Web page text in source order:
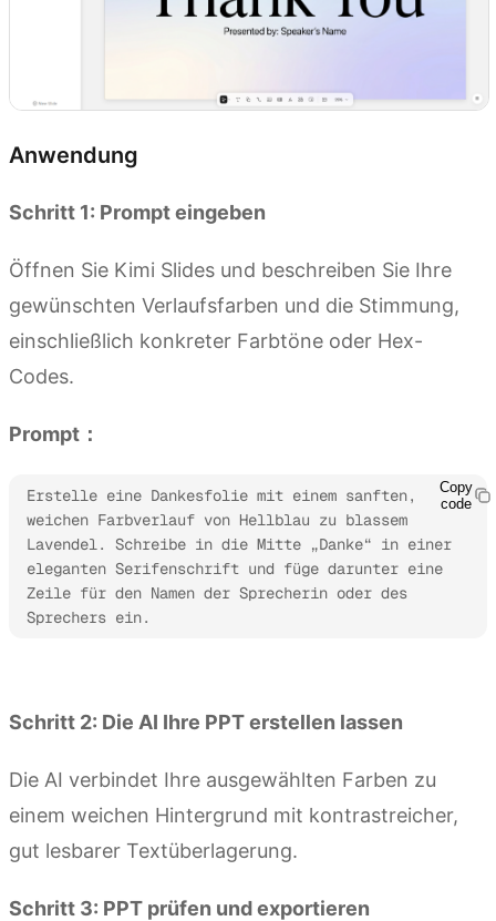
Anwendung
Schritt 1: Prompt eingeben
Öffnen Sie Kimi Slides und beschreiben Sie Ihre
gewünschten Verlaufsfarben und die Stimmung,
einschließlich konkreter Farbtöne oder Hex-
Codes.
Prompt：
Erstelle eine Dankesfolie mit einem sanften,
weichen Farbverlauf von Hellblau zu blassem
Lavendel. Schreibe in die Mitte „Danke“ in einer
eleganten Serifenschrift und füge darunter eine
Zeile für den Namen der Sprecherin oder des
Sprechers ein.
Copy
code
Schritt 2: Die AI Ihre PPT erstellen lassen
Die AI verbindet Ihre ausgewählten Farben zu
einem weichen Hintergrund mit kontrastreicher,
gut lesbarer Textüberlagerung.
Schritt 3: PPT prüfen und exportieren